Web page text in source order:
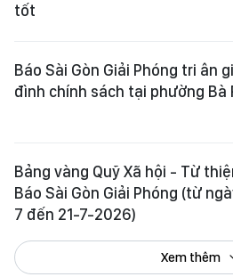
tốt
Báo Sài Gòn Giải Phóng tri ân
đình chính sách tại phường Bà
Bảng vàng Quỹ Xã hội - Từ
Báo Sài Gòn Giải Phóng (từ
7 đến 21-7-2026)
Xem thêm